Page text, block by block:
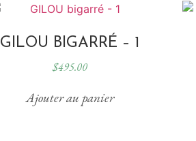
GILOU BIGARRÉ – 1
$495.00
Ajouter au panier